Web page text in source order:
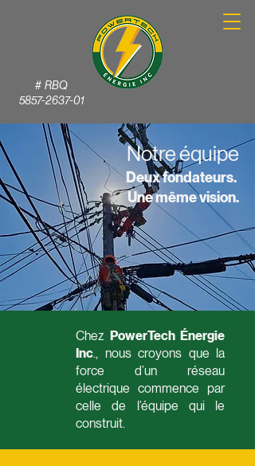
# RBQ
5857-2637-01
Notre équipe
Deux fondateurs.
Une même vision.
​Chez PowerTech Énergie
Inc., nous croyons que la
force d’un réseau
électrique commence par
celle de l’équipe qui le
construit.